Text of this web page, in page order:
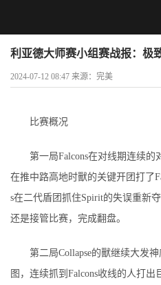
利亚德大师赛小组赛战报：极
2024-07-12 08:47 来源：完美
比赛概况
第一局Falcons在对线期连续的
在推中路高地时獸的关键开团打了
s在二代盾团抓住Spirit的失误重新
还是接管比赛，完成翻盘。
第二局Collapse的獸继续大发神
图，连续抓到Falcons收线的人打出